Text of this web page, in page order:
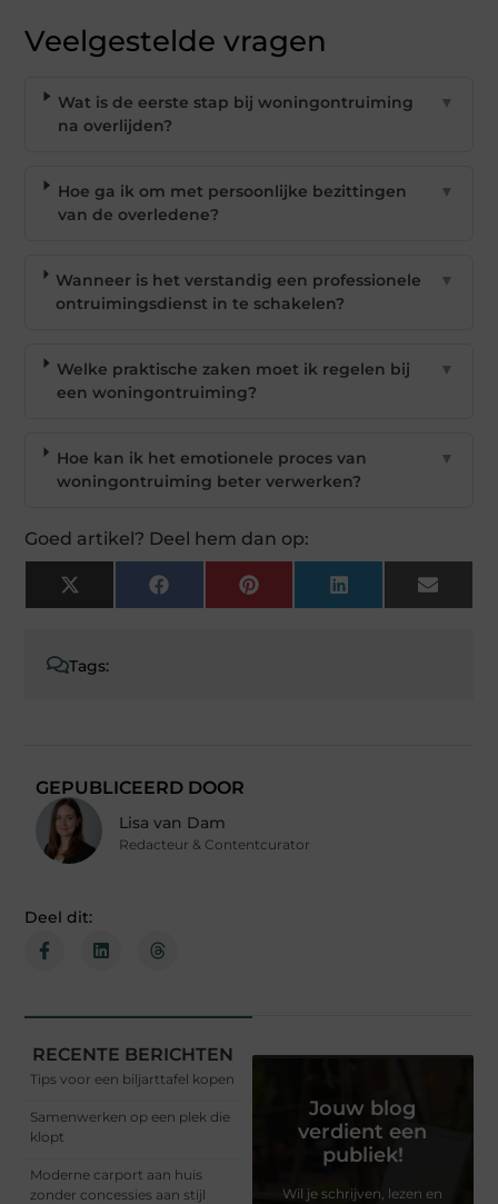
Veelgestelde vragen
Wat is de eerste stap bij woningontruiming
na overlijden?
▼
Hoe ga ik om met persoonlijke bezittingen
van de overledene?
▼
Wanneer is het verstandig een professionele
ontruimingsdienst in te schakelen?
▼
Welke praktische zaken moet ik regelen bij
een woningontruiming?
▼
Hoe kan ik het emotionele proces van
woningontruiming beter verwerken?
▼
Goed artikel? Deel hem dan op:
X
(Twitter)
Facebook Pinterest LinkedIn Email
Tags:
GEPUBLICEERD DOOR
Lisa van Dam
Redacteur & Contentcurator
Deel dit:
RECENTE BERICHTEN
Tips voor een biljarttafel kopen
Samenwerken op een plek die
klopt
Moderne carport aan huis
zonder concessies aan stijl
Jouw blog
verdient een
publiek!
Wil je schrijven, lezen en